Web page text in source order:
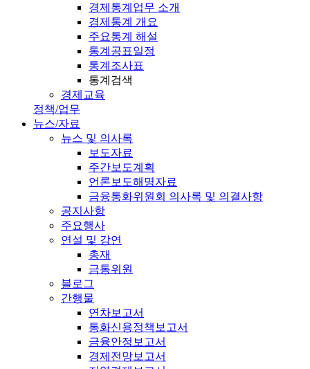
경제통계업무 소개
경제통계 개요
주요통계 해설
통계공표일정
통계조사표
통계검색
경제교육
정책/업무
뉴스/자료
뉴스 및 의사록
보도자료
주간보도계획
언론보도해명자료
금융통화위원회 의사록 및 의결사항
공지사항
주요행사
연설 및 강연
총재
금통위원
블로그
간행물
연차보고서
통화신용정책보고서
금융안정보고서
경제전망보고서